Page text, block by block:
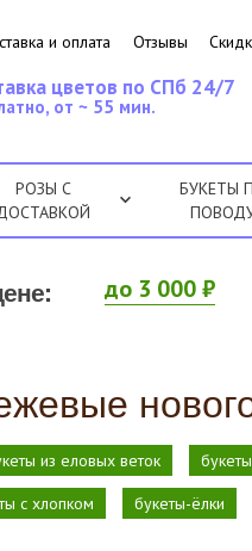
и оплата Отзывы
цветов по СПб 24/7
от ~ 55 мин.
РОЗЫ С
БУКЕТЫ
до 3 000 ₽
из еловых веток
с хлопком букеты-ёлки